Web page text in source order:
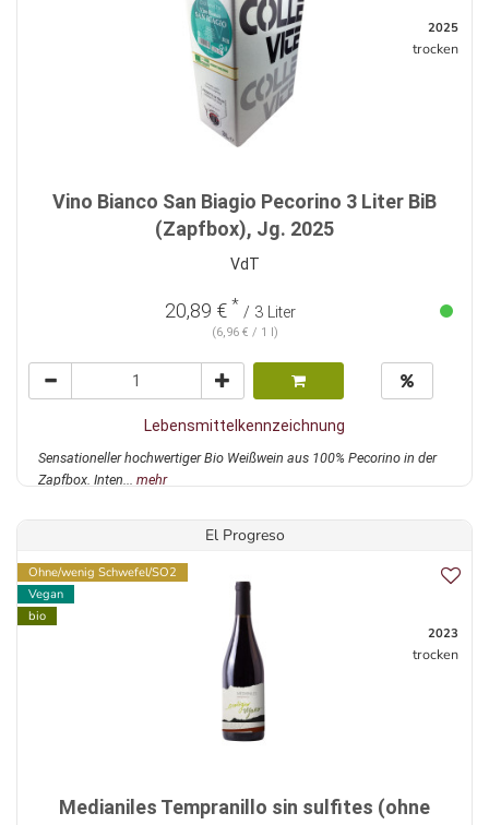
2025
trocken
Vino Bianco San Biagio Pecorino 3 Liter BiB
(Zapfbox), Jg. 2025
VdT
20,89 € * / 3 Liter
(6,96 € / 1 l)
Lebensmittelkennzeichnung
Sensationeller hochwertiger Bio Weißwein aus 100% Pecorino in der
Zapfbox. Inten... mehr
El Progreso
Ohne/wenig Schwefel/SO2
Vegan
bio
2023
trocken
Medianiles Tempranillo sin sulfites (ohne